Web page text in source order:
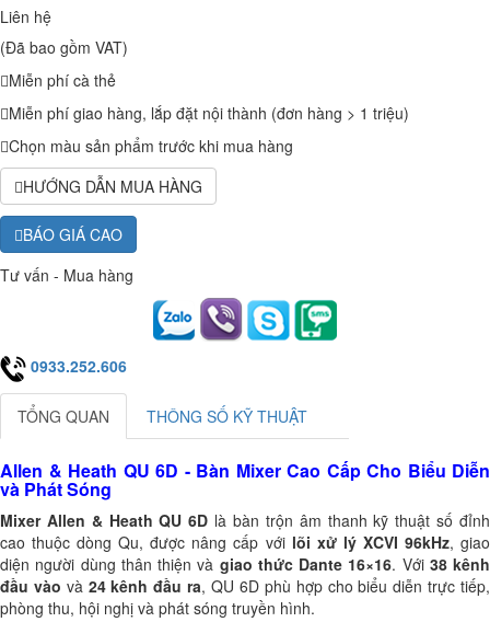
Liên hệ
(Đã bao gồm VAT)
Miễn phí cà thẻ
Miễn phí giao hàng, lắp đặt nội thành (đơn hàng > 1 triệu)
Chọn màu sản phẩm trước khi mua hàng
HƯỚNG DẪN MUA HÀNG
BÁO GIÁ CAO
Tư vấn - Mua hàng
0933.252.606
TỔNG QUAN THÔNG SỐ KỸ THUẬT
Allen & Heath QU 6D - Bàn Mixer Cao Cấp Cho Biểu Diễn
và Phát Sóng
Mixer Allen & Heath QU 6D là bàn trộn âm thanh kỹ thuật số đỉnh
cao thuộc dòng Qu, được nâng cấp với lõi xử lý XCVI 96kHz, giao
diện người dùng thân thiện và giao thức Dante 16×16. Với 38 kênh
đầu vào và 24 kênh đầu ra, QU 6D phù hợp cho biểu diễn trực tiếp,
phòng thu, hội nghị và phát sóng truyền hình.